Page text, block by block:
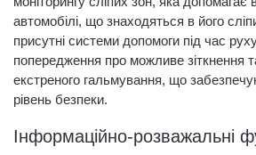
автомобілі, що знаходяться в його
присутні системи допомоги під час
попередження про можливе зіткнення
екстреного гальмування, що
рівень безпеки.
Інформаційно-розважальні